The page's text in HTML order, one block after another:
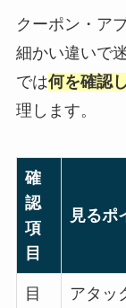
クーポン・ア
細かい違いで
では何を確認
理します。
確
認
項
目
見るポ
目
アタッ